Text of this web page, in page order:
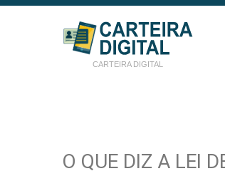
CARTEIRA DIGITAL
O QUE DIZ A LEI